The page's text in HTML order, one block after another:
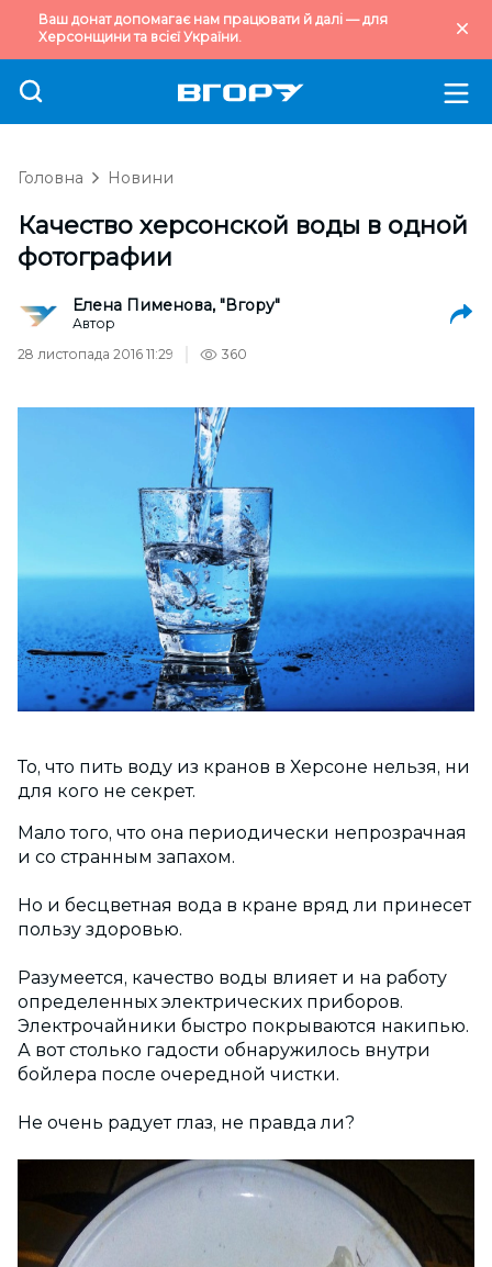
Ваш донат допомагає нам працювати й далі — для
Херсонщини та всієї України.
Головна Новини
Качество херсонской воды в одной
фотографии
Елена Пименова, "Вгору"
Автор
28 листопада 2016 11:29
360
То, что пить воду из кранов в Херсоне нельзя, ни
для кого не секрет.
Мало того, что она периодически непрозрачная
и со странным запахом.
Но и бесцветная вода в кране вряд ли принесет
пользу здоровью.
Разумеется, качество воды влияет и на работу
определенных электрических приборов.
Электрочайники быстро покрываются накипью.
А вот столько гадости обнаружилось внутри
бойлера после очередной чистки.
Не очень радует глаз, не правда ли?